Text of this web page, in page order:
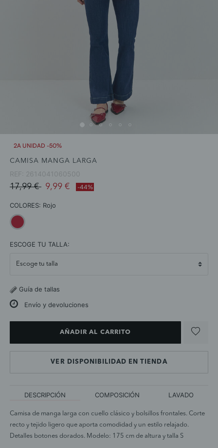
2A UNIDAD -50%
CAMISA MANGA LARGA
REF: 2614041060500
Price reduced from
17,99 €to9,99 € -44%
COLORES: Rojo
ESCOGE TU TALLA:
Guía de tallas
Envío y devoluciones
AÑADIR AL CARRITO
VER DISPONIBILIDAD EN TIENDA
DESCRIPCIÓN COMPOSICIÓN LAVADO
Camisa de manga larga con cuello clásico y bolsillos frontales. Corte
recto y tejido ligero que aporta comodidad y un estilo relajado.
Detalles botones dorados. Modelo: 175 cm de altura y talla S